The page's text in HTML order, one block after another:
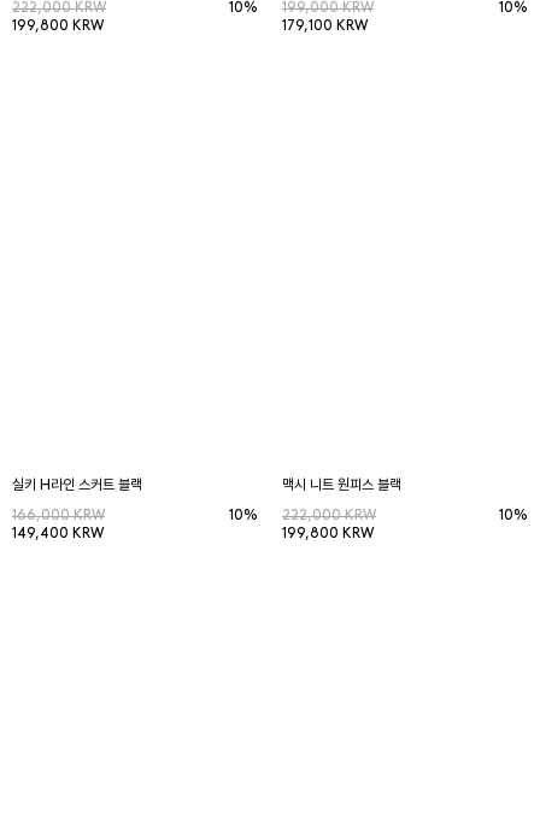
222,000 KRW
199,800 KRW
10%
199,000 KRW
179,100 KRW
10%
실키 H라인 스커트 블랙
166,000 KRW
149,400 KRW
10%
맥시 니트 원피스 블랙
222,000 KRW
199,800 KRW
10%